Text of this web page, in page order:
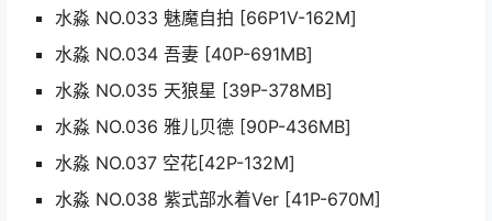
水淼 NO.033 魅魔自拍 [66P1V-162M]
水淼 NO.034 吾妻 [40P-691MB]
水淼 NO.035 天狼星 [39P-378MB]
水淼 NO.036 雅儿贝德 [90P-436MB]
水淼 NO.037 空花[42P-132M]
水淼 NO.038 紫式部水着Ver [41P-670M]